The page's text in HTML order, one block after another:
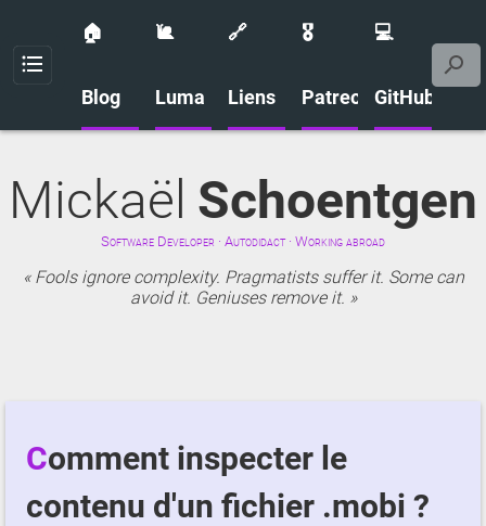
Menu
🏠
Blog
🐌
Luma
🔗
Liens
🎖️
Patreon
💻
GitHub
Mickaël Schoentgen
Software Developer · Autodidact · Working abroad
Fools ignore complexity. Pragmatists suffer it. Some can
avoid it. Geniuses remove it.
Comment inspecter le
contenu d'un fichier .mobi ?